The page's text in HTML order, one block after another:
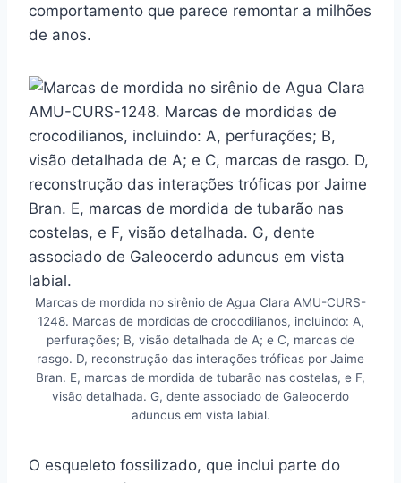
comportamento que parece remontar a milhões
de anos.
Marcas de mordida no sirênio de Agua Clara AMU-CURS-
1248. Marcas de mordidas de crocodilianos, incluindo: A,
perfurações; B, visão detalhada de A; e C, marcas de
rasgo. D, reconstrução das interações tróficas por Jaime
Bran. E, marcas de mordida de tubarão nas costelas, e F,
visão detalhada. G, dente associado de Galeocerdo
aduncus em vista labial.
O esqueleto fossilizado, que inclui parte do